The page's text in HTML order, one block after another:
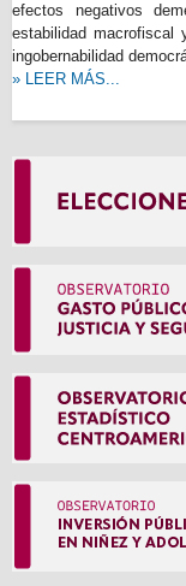
efectos negativos
estabilidad macrofiscal
ingobernabilidad
» LEER MÁS...